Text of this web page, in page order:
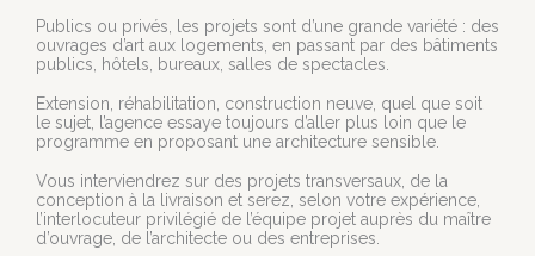
Publics ou privés, les projets sont d’une grande variété : des
ouvrages d’art aux logements, en passant par des bâtiments
publics, hôtels, bureaux, salles de spectacles.
Extension, réhabilitation, construction neuve, quel que soit
le sujet, l’agence essaye toujours d’aller plus loin que le
programme en proposant une architecture sensible.
Vous interviendrez sur des projets transversaux, de la
conception à la livraison et serez, selon votre expérience,
l’interlocuteur privilégié de l’équipe projet auprès du maître
d’ouvrage, de l’architecte ou des entreprises.